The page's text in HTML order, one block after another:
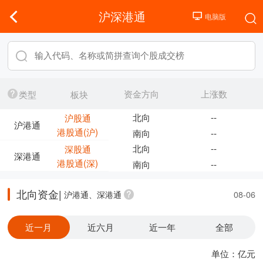
沪深港通
类型 板块
沪港通
沪股通
港股通(沪)
深港通
深股通
港股通(深)
资金方向
上涨数
北向
--
南向
--
北向
--
南向
--
北向资金| 沪港通、深港通 08-06
近一月 近六月 近一年 全部
单位：亿元